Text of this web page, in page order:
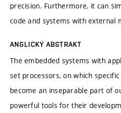
precision. Furthermore, it can
code and systems with external
ANGLICKÝ ABSTRAKT
The embedded systems with
set processors, on which
become an inseparable part of
powerful tools for their